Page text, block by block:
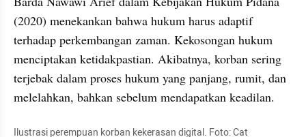
(2020) menekankan bahwa hukum harus adaptif
terhadap perkembangan zaman. Kekosongan hukum
menciptakan ketidakpastian. Akibatnya, korban sering
terjebak dalam proses hukum yang panjang, rumit, dan
melelahkan, bahkan sebelum mendapatkan keadilan.
Ilustrasi perempuan korban kekerasan digital. Foto: Cat